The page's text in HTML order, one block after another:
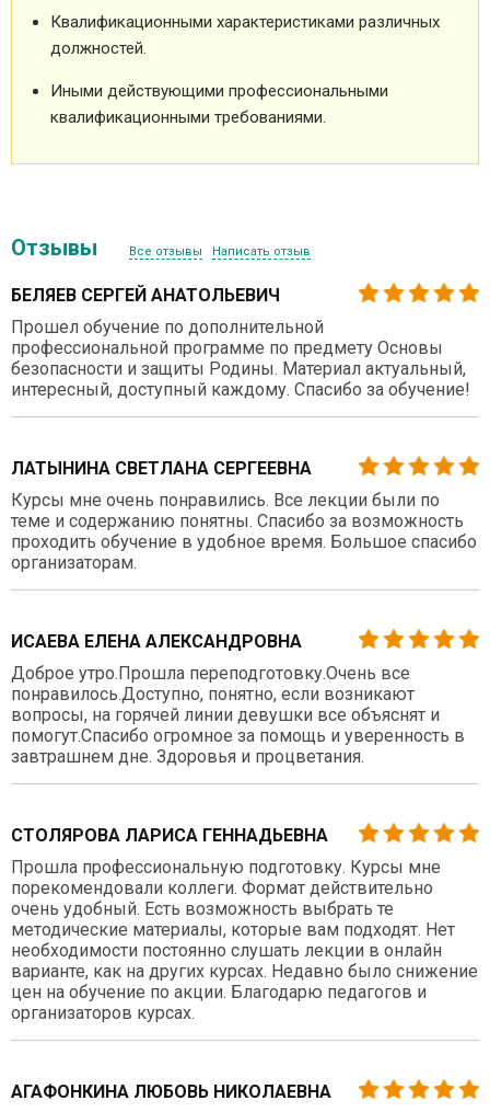
Квалификационными характеристиками различных
должностей.
Иными действующими профессиональными
квалификационными требованиями.
Отзывы Все отзывы Написать отзыв
БЕЛЯЕВ СЕРГЕЙ АНАТОЛЬЕВИЧ
Прошел обучение по дополнительной
профессиональной программе по предмету Основы
безопасности и защиты Родины. Материал актуальный,
интересный, доступный каждому. Спасибо за обучение!
ЛАТЫНИНА СВЕТЛАНА СЕРГЕЕВНА
Курсы мне очень понравились. Все лекции были по
теме и содержанию понятны. Спасибо за возможность
проходить обучение в удобное время. Большое спасибо
организаторам.
ИСАЕВА ЕЛЕНА АЛЕКСАНДРОВНА
Доброе утро.Прошла переподготовку.Очень все
понравилось.Доступно, понятно, если возникают
вопросы, на горячей линии девушки все объяснят и
помогут.Спасибо огромное за помощь и уверенность в
завтрашнем дне. Здоровья и процветания.
СТОЛЯРОВА ЛАРИСА ГЕННАДЬЕВНА
Прошла профессиональную подготовку. Курсы мне
порекомендовали коллеги. Формат действительно
очень удобный. Есть возможность выбрать те
методические материалы, которые вам подходят. Нет
необходимости постоянно слушать лекции в онлайн
варианте, как на других курсах. Недавно было снижение
цен на обучение по акции. Благодарю педагогов и
организаторов курсах.
АГАФОНКИНА ЛЮБОВЬ НИКОЛАЕВНА